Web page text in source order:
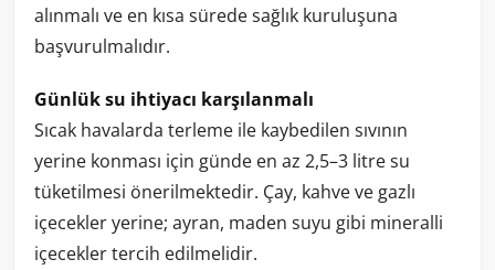
alınmalı ve en kısa sürede sağlık kuruluşuna
başvurulmalıdır.
Günlük su ihtiyacı karşılanmalı
Sıcak havalarda terleme ile kaybedilen sıvının
yerine konması için günde en az 2,5–3 litre su
tüketilmesi önerilmektedir. Çay, kahve ve gazlı
içecekler yerine; ayran, maden suyu gibi mineralli
içecekler tercih edilmelidir.